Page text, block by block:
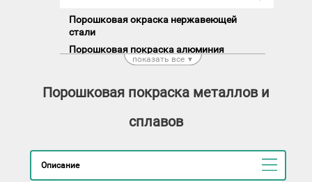
Порошковая окраска нержавеющей
стали
Порошковая покраска алюминия
Порошковая покраска оцинковки
показать все ▼
Порошковая покраска металлов и
сплавов
Описание